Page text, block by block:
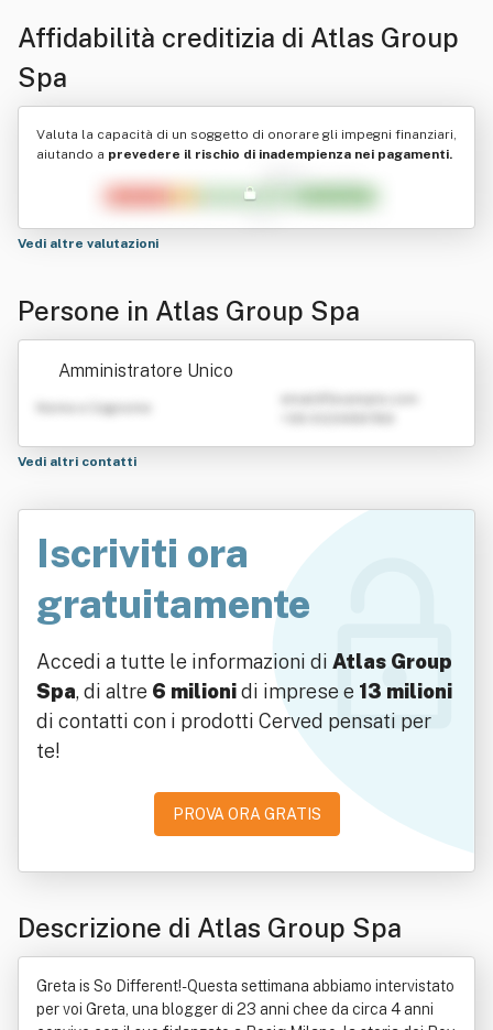
Affidabilità creditizia di Atlas Group
Spa
Valuta la capacità di un soggetto di onorare gli impegni finanziari,
aiutando a prevedere il rischio di inadempienza nei pagamenti.
Vedi altre valutazioni
Persone in Atlas Group Spa
Amministratore Unico
Nome e Cognome
Vedi altri contatti
Iscriviti ora
gratuitamente
Accedi a tutte le informazioni di Atlas Group
Spa, di altre 6 milionidi imprese e 13 milioni
di contatti con i prodotti Cerved pensati per
te!
PROVA ORA GRATIS
Descrizione di Atlas Group Spa
Greta is So Different!-Questa settimana abbiamo intervistato
per voi Greta, una blogger di 23 anni chee da circa 4 anni